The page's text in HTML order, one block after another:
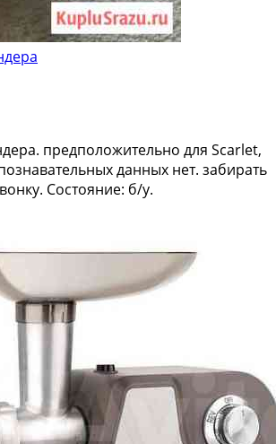
предположительно для Scarlet,
данных нет. забирать
Состояние: б/у.